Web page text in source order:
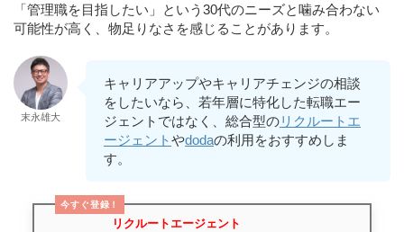
「管理職を目指したい」という30代のニーズと噛み合わない
可能性が高く、物足りなさを感じることがあります。
末永雄大
キャリアアップやキャリアチェンジの相談
をしたいなら、若年層に特化した転職エー
ジェントではなく、総合型のリクルートエ
ージェントやdodaの利用をおすすめしま
す。
今すぐ登録！
リクルートエージェント